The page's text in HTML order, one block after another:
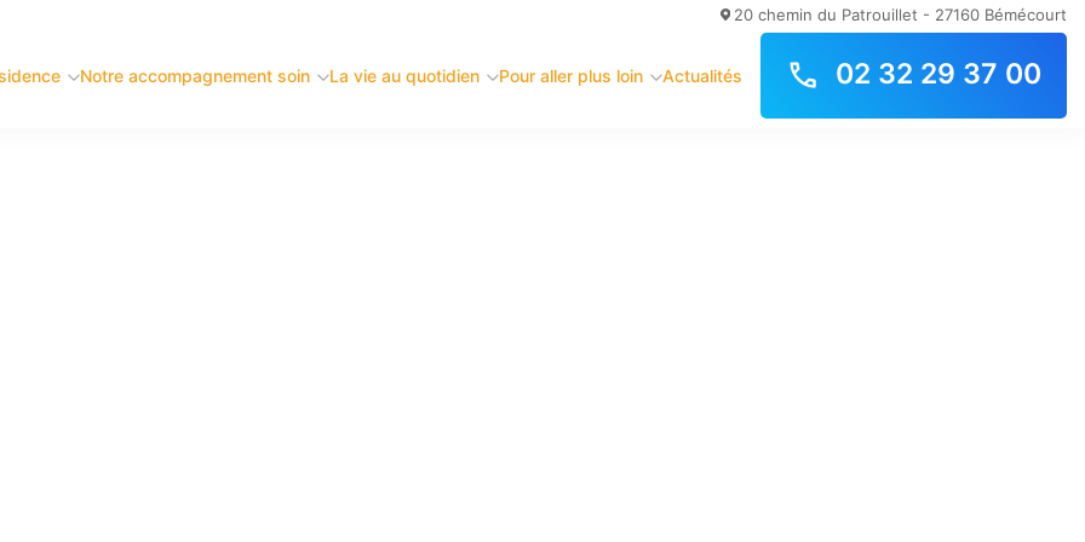
20 chemin du Patrouillet - 27160 Bémécourt
Notre accompagnement soin La vie au quotidien Pour aller plus loin Actualités 02 32 29 37 00
Suspendisse augue lorem, finibus eget purus quis, fermentum pellentesque lectus.